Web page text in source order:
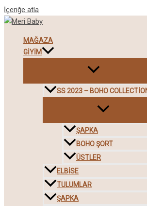
İçeriğe atla
MAĞAZA
GIYIM
SS 2023 – BOHO
ŞAPKA
BOHO ŞORT
ÜSTLER
ELBISE
TULUMLAR
ŞAPKA